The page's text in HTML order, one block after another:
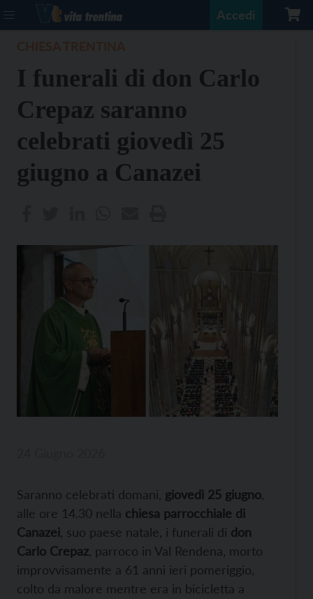
Accedi
I funerali di don Carlo
Crepaz saranno
celebrati giovedì 25
giugno a Canazei
Saranno celebrati domani, giovedì 25 giugno
alle ore 14.30 nella chiesa parrocchiale di
Canazei , suo paese natale, i funerali di don
Carlo Crepaz , parroco in Val Rendena, morto
improvvisamente a 61 anni ieri pomeriggio,
colto da malore mentre era in bicicletta a